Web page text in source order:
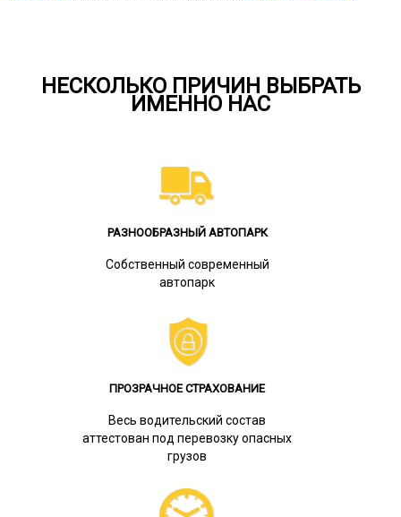
НЕСКОЛЬКО ПРИЧИН ВЫБРАТЬ
ИМЕННО НАС
РАЗНООБРАЗНЫЙ АВТОПАРК
Собственный современный
автопарк
ПРОЗРАЧНОЕ СТРАХОВАНИЕ
Весь водительский состав
аттестован под перевозку опасных
грузов